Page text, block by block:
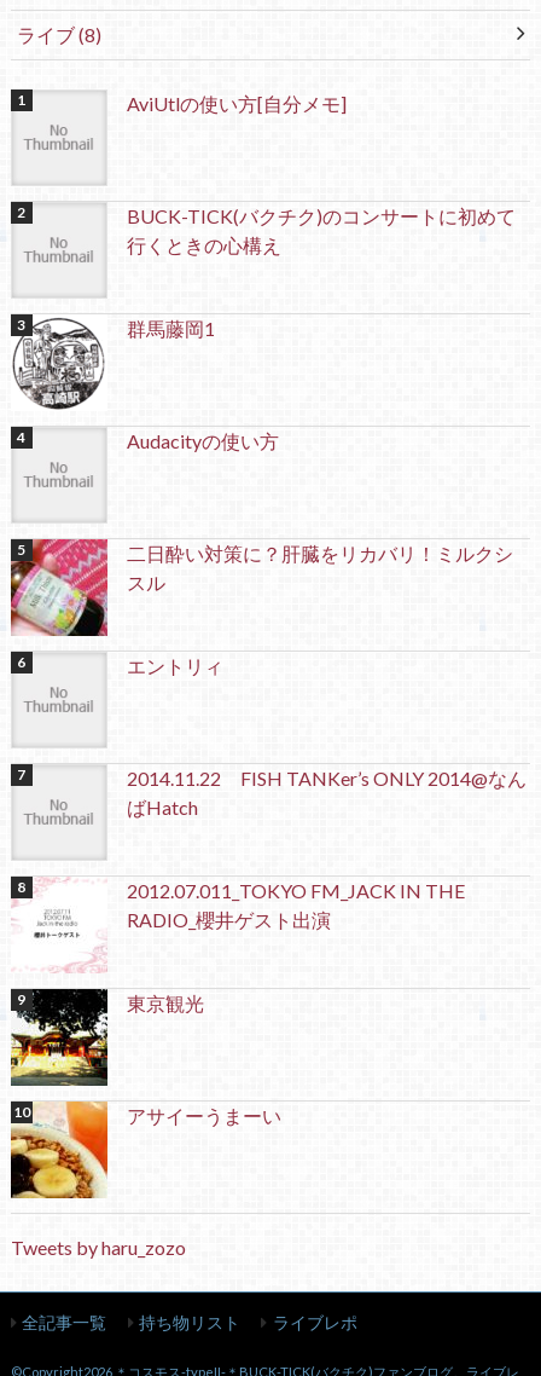
ライブ(8)
AviUtlの使い方[自分メモ]
BUCK-TICK(バクチク)のコンサートに初めて
行くときの心構え
群馬藤岡1
Audacityの使い方
二日酔い対策に？肝臓をリカバリ！ミルクシ
スル
エントリィ
2014.11.22 FISH TANKer’s ONLY 2014@なん
ばHatch
2012.07.011_TOKYO FM_JACK IN THE
RADIO_櫻井ゲスト出演
東京観光
アサイーうまーい
Tweets by haru_zozo
全記事一覧 持ち物リスト ライブレポ
©Copyright2026 ＊コスモス-typeII-＊BUCK-TICK(バクチク)ファンブログ。ライブレ